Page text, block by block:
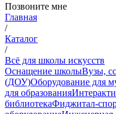
Позвоните мне
Главная
/
Каталог
/
Всё для школы искусств
Оснащение школыВузы,
(ДОУ)Оборудование для
для образования
библиотекаФиджитал-